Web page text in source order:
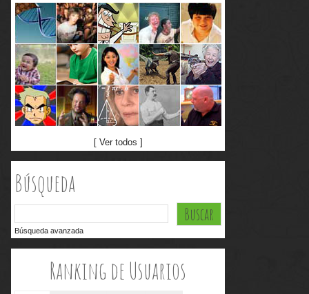
[ Ver todos ]
Búsqueda
Búsqueda avanzada
Ranking de Usuarios